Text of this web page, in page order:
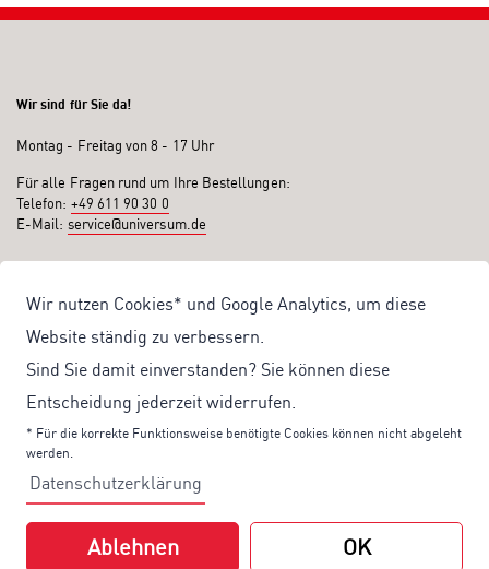
Wir nutzen Cookies* und Google Analytics, um diese
Website ständig zu verbessern.
Sind Sie damit einverstanden? Sie können diese
Entscheidung jederzeit widerrufen.
* Für die korrekte Funktionsweise benötigte Cookies können nicht abgeleht
werden.
Datenschutzerklärung
Ablehnen OK
Wir sind für Sie da!
Montag - Freitag von 8 - 17 Uhr
Für alle Fragen rund um Ihre Bestellungen:
Telefon: +49 611 90 30 0
E-Mail: service@universum.de
Kostenloser Versand ab 50€ Bestellwert
Sicher Einkaufen: Rechnung, PayPal
Produktentwicklung von eigener Fachredaktion
Sonderaktionen & Preisvorteile
Aktuelle News zu unseren Shop-Angeboten
Mit unserem Newsletter UV-Report informieren wir Sie regelmäßig über
aktuelle Angebote und neue Produkte:
geht es zu unserem Newsletter.